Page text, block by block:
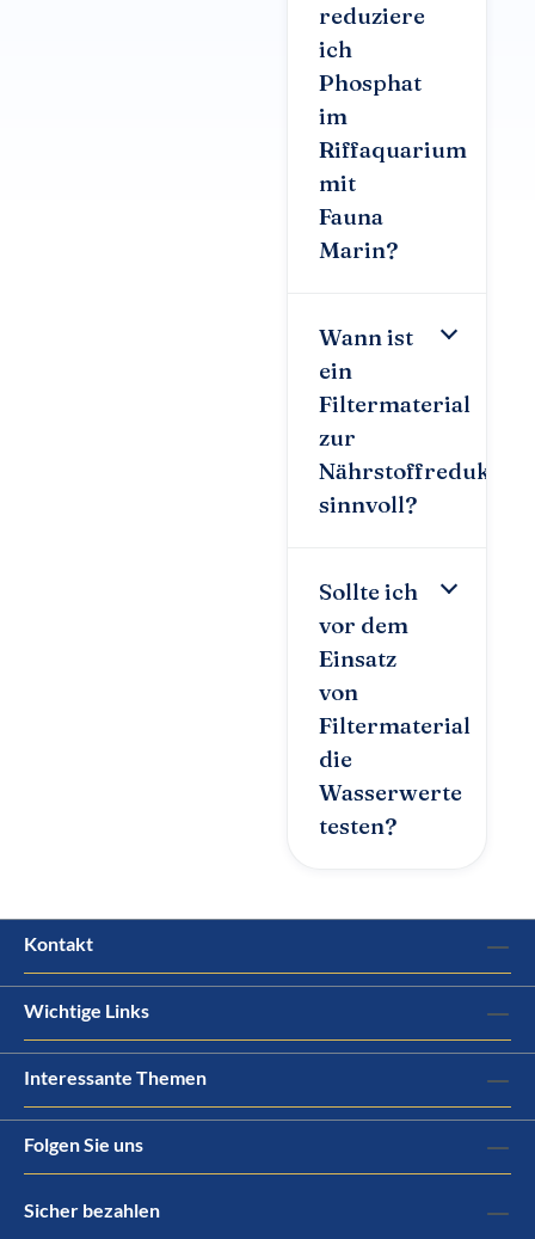
reduziere
ich
Phosphat
im
Riffaquarium
mit
Fauna
Marin?
Wann ist
ein
Filtermaterial
zur
Nährstoffreduktion
sinnvoll?
Sollte ich
vor dem
Einsatz
von
Filtermaterial
die
Wasserwerte
testen?
Kontakt
Wichtige Links
Interessante Themen
Folgen Sie uns
Sicher bezahlen